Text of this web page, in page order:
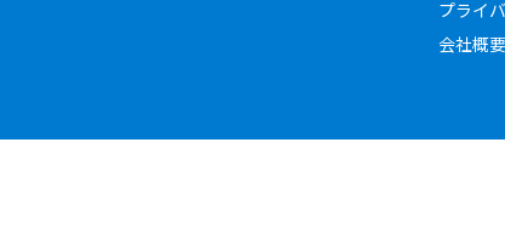
プライ
会社概要